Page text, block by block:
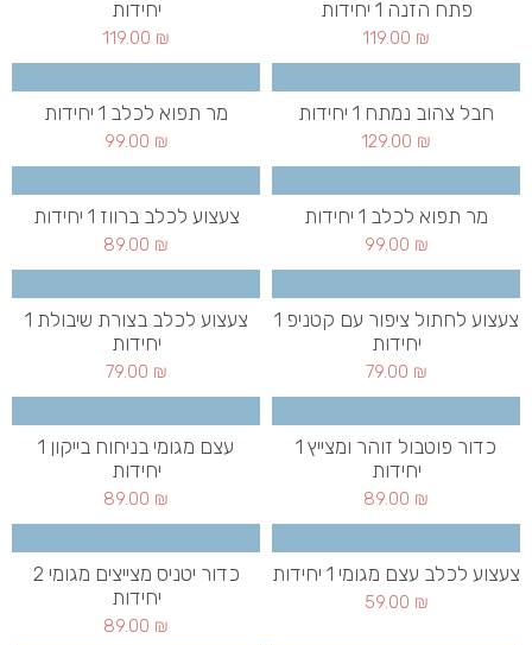
פתח הזנה 1 יחידות
119.00 ₪
יחידות
119.00 ₪
חבל צהוב נמתח 1 יחידות
129.00 ₪
מר תפוא לכלב 1 יחידות
99.00 ₪
מר תפוא לכלב 1 יחידות
99.00 ₪
צעצוע לכלב ברווז 1 יחידות
89.00 ₪
צעצוע לחתול ציפור עם קטניפ 1
יחידות
79.00 ₪
צעצוע לכלב בצורת שיבולת 1
יחידות
79.00 ₪
כדור פוטבול זוהר ומצייץ 1
יחידות
89.00 ₪
עצם מגומי בניחוח בייקון 1
יחידות
89.00 ₪
צעצוע לכלב עצם מגומי 1 יחידות
59.00 ₪
כדור יטניס מצייצים מגומי 2
יחידות
89.00 ₪